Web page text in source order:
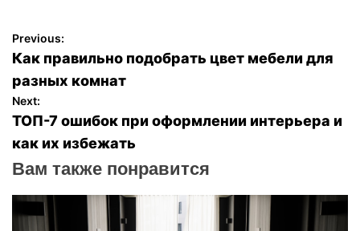
Н
а
в
и
а
Previous:
Как правильно подобрать цвет мебели для
разных комнат
Next:
ТОП-7 ошибок при оформлении интерьера и
как их избежать
Вам также понравится